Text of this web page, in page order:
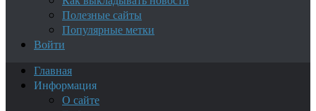
Полезные сайты
Популярные метки
Войти
Главная
Информация
О сайте